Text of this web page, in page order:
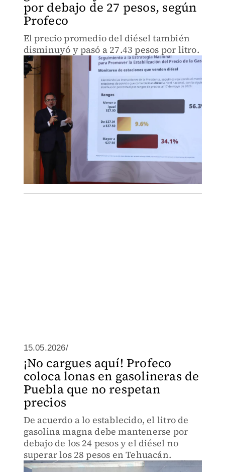
por debajo de 27 pesos, según
Profeco
El precio promedio del diésel también
disminuyó y pasó a 27.43 pesos por litro.
15.05.2026/
¡No cargues aquí! Profeco
coloca lonas en gasolineras de
Puebla que no respetan
precios
De acuerdo a lo establecido, el litro de
gasolina magna debe mantenerse por
debajo de los 24 pesos y el diésel no
superar los 28 pesos en Tehuacán.